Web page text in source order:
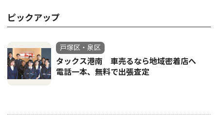
ピックアップ
戸塚区・泉区
タックス港南 車売るなら地域密着店へ
電話一本、無料で出張査定